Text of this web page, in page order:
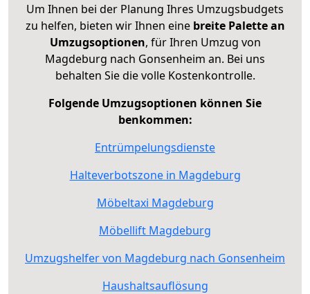
Um Ihnen bei der Planung Ihres Umzugsbudgets
zu helfen, bieten wir Ihnen eine breite Palette an
Umzugsoptionen, für Ihren Umzug von
Magdeburg nach Gonsenheim an. Bei uns
behalten Sie die volle Kostenkontrolle.
Folgende Umzugsoptionen können Sie
benkommen:
Entrümpelungsdienste
Halteverbotszone in Magdeburg
Möbeltaxi Magdeburg
Möbellift Magdeburg
Umzugshelfer von Magdeburg nach Gonsenheim
Haushaltsauflösung